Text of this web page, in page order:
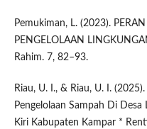
Pemukiman, L. (2023).
PENGELOLAAN
Rahim. 7, 82–93.
Riau, U. I., & Riau, U. I.
Pengelolaan Sampah Di
Kiri Kabupaten Kampar *